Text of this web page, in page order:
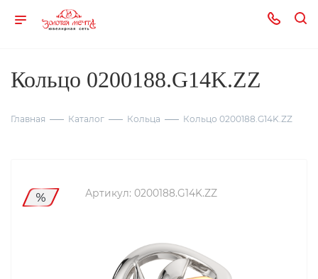
Кольцо 0200188.G14K.ZZ
Главная Каталог Кольца Кольцо 0200188.G14K.ZZ
Артикул: 0200188.G14K.ZZ